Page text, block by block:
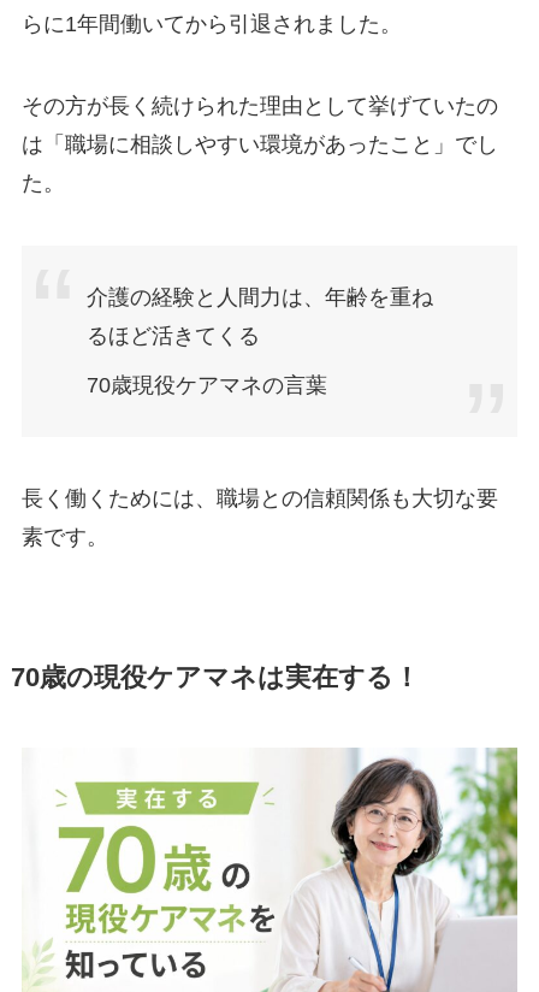
らに1年間働いてから引退されました。
その方が長く続けられた理由として挙げていたの
は「職場に相談しやすい環境があったこと」でし
た。
介護の経験と人間力は、年齢を重ね
るほど活きてくる
70歳現役ケアマネの言葉
長く働くためには、職場との信頼関係も大切な要
素です。
70歳の現役ケアマネは実在する！